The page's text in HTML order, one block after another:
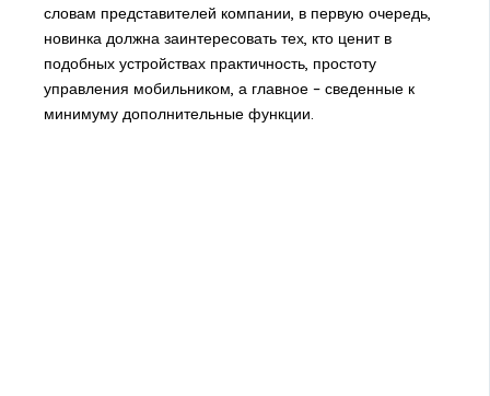
словам представителей компании, в первую очередь,
новинка должна заинтересовать тех, кто ценит в
подобных устройствах практичность, простоту
управления мобильником, а главное – сведенные к
минимуму дополнительные функции.